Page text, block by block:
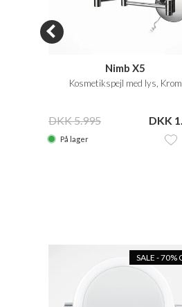
Nimb X5
Kosmetikspejl med lys, Krom
DKK 5.995 DKK
På lager
SALE - 70%